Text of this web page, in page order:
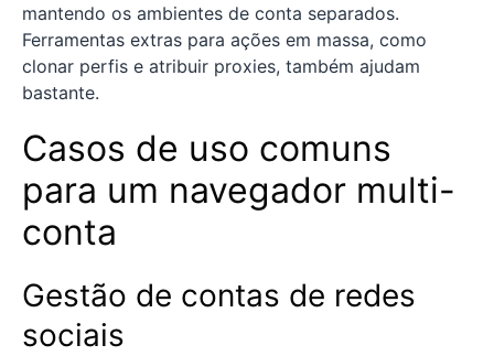
mantendo os ambientes de conta separados.
Ferramentas extras para ações em massa, como
clonar perfis e atribuir proxies, também ajudam
bastante.
Casos de uso comuns
para um navegador multi-
conta
Gestão de contas de redes
sociais